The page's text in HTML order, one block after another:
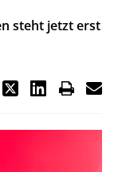
steht jetzt erst